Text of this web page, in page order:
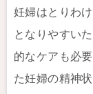
妊婦はとりわ
となりやすい
的なケアも必
た妊婦の精神